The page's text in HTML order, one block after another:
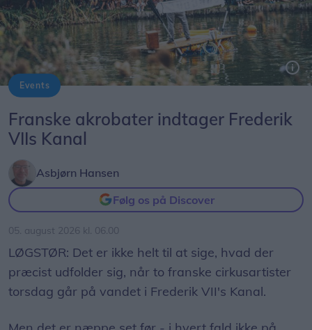
Man kan derfor igen frit færdes udenfor.
Events
Franske akrobater indtager Frederik
VIIs Kanal
Asbjørn Hansen
Følg os på Discover
05. august 2026 kl. 06.00
LØGSTØR: Det er ikke helt til at sige, hvad der
præcist udfolder sig, når to franske cirkusartister
torsdag går på vandet i Frederik VII's Kanal.